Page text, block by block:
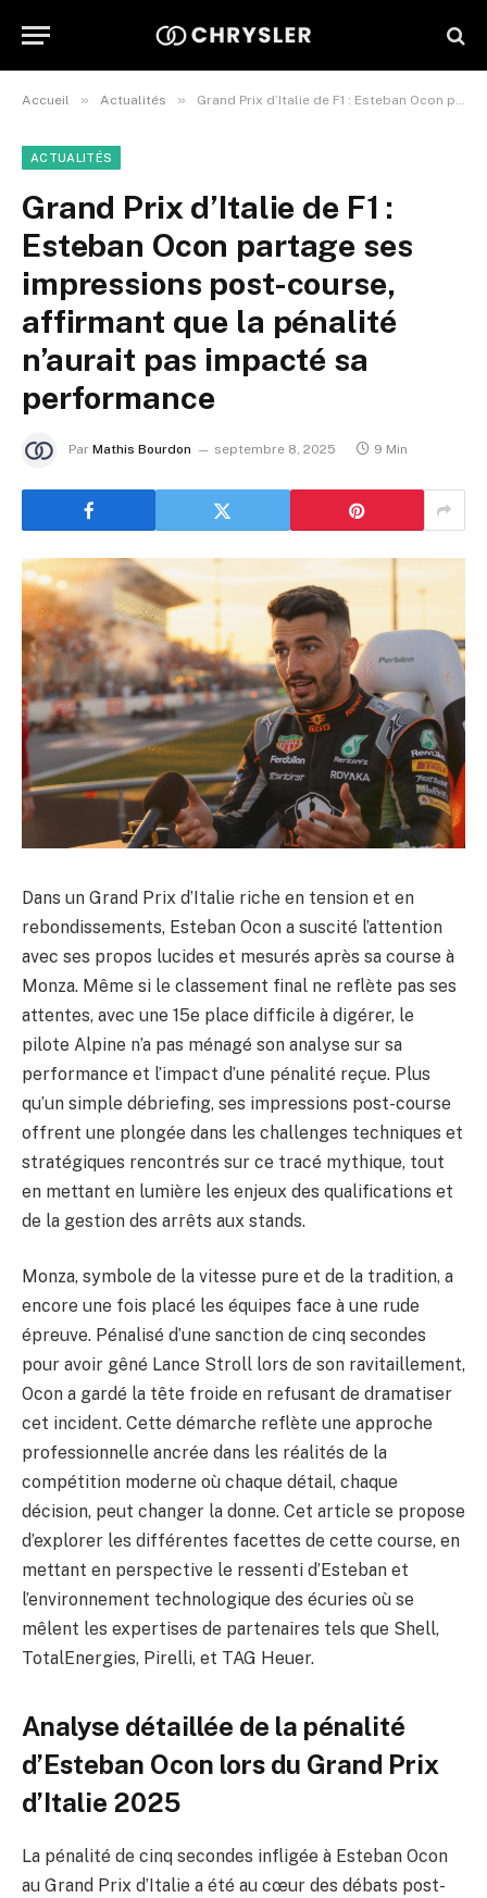
Accueil » Actualités » Grand Prix d’Italie de F1 : Esteban Ocon partage ses impressions post-course, affirmant que la pénalité n’aurait pas impacté sa performance
ACTUALITÉS
Grand Prix d’Italie de F1 :
Esteban Ocon partage ses
impressions post-course,
affirmant que la pénalité
n’aurait pas impacté sa
performance
Par Mathis Bourdon septembre 8, 2025 9 Min
Dans un Grand Prix d’Italie riche en tension et en
rebondissements, Esteban Ocon a suscité l’attention
avec ses propos lucides et mesurés après sa course à
Monza. Même si le classement final ne reflète pas ses
attentes, avec une 15e place difficile à digérer, le
pilote Alpine n’a pas ménagé son analyse sur sa
performance et l’impact d’une pénalité reçue. Plus
qu’un simple débriefing, ses impressions post-course
offrent une plongée dans les challenges techniques et
stratégiques rencontrés sur ce tracé mythique, tout
en mettant en lumière les enjeux des qualifications et
de la gestion des arrêts aux stands.
Monza, symbole de la vitesse pure et de la tradition, a
encore une fois placé les équipes face à une rude
épreuve. Pénalisé d’une sanction de cinq secondes
pour avoir gêné Lance Stroll lors de son ravitaillement,
Ocon a gardé la tête froide en refusant de dramatiser
cet incident. Cette démarche reflète une approche
professionnelle ancrée dans les réalités de la
compétition moderne où chaque détail, chaque
décision, peut changer la donne. Cet article se propose
d’explorer les différentes facettes de cette course, en
mettant en perspective le ressenti d’Esteban et
l’environnement technologique des écuries où se
mêlent les expertises de partenaires tels que Shell,
TotalEnergies, Pirelli, et TAG Heuer.
Analyse détaillée de la pénalité
d’Esteban Ocon lors du Grand Prix
d’Italie 2025
La pénalité de cinq secondes infligée à Esteban Ocon
au Grand Prix d’Italie a été au cœur des débats post-